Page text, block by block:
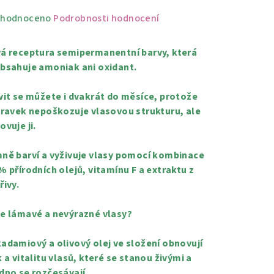
Podrobnosti hodnocení
receptura semipermanentní barvy, která
amoniak ani oxidant.
se můžete i dvakrát do měsíce, protože
nepoškozuje vlasovou strukturu, ale
ji.
barví a vyživuje vlasy pomocí kombinace
přírodních olejů, vitamínu F a extraktu z
lámavé a nevýrazné vlasy?
a olivový olej ve složení obnovují
a vitalitu vlasů, které se stanou živými a